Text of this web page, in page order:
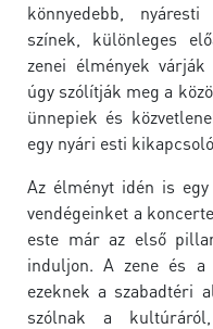
könnyedebb,
színek, különleges
zenei élmények
úgy szólítják meg a
ünnepiek és
egy nyári esti
Az élményt idén is
vendégeinket a
este már az első
induljon. A zene és a
ezeknek a szabadtéri
szólnak a